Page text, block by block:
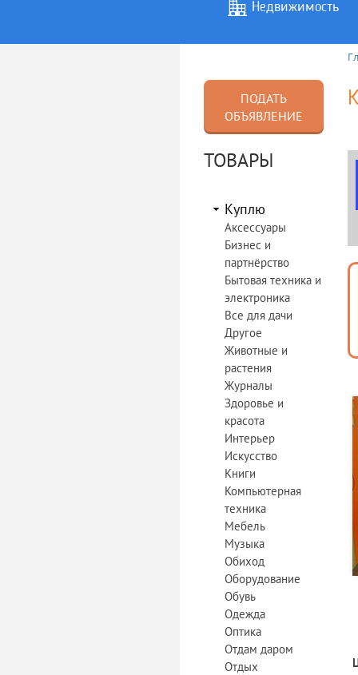
Недвижимость
Услуги
ПОДАТЬ
ОБЪЯВЛЕНИЕ
ТОВАРЫ
Куплю
Аксессуары
Бизнес и
партнёрство
Бытовая техника и
электроника
Все для дачи
Другое
Животные и
растения
Журналы
Здоровье и
красота
Интерьер
Искусство
Книги
Компьютерная
техника
Мебель
Музыка
Обиход
Оборудование
Обувь
Одежда
Оптика
Отдам даром
Отдых